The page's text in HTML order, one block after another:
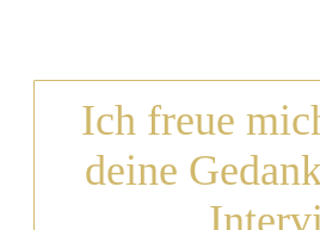
Ich freue
deine